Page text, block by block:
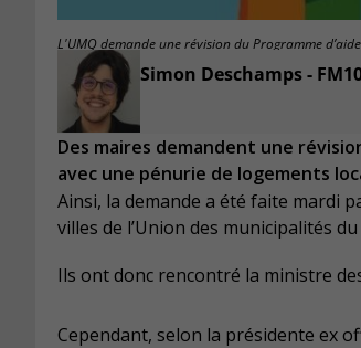
L'UMQ demande une révision du Programme
Simon Deschamps -
Des maires demandent une
avec une pénurie de logements
Ainsi, la demande a été faite mardi
villes de l’Union des municipalités du
Ils ont donc rencontré la ministre
Cependant, selon la présidente ex